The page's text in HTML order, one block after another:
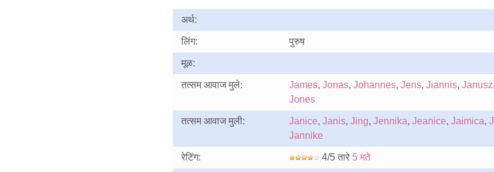
अर्थ:
लिंग: पुरुष
मूळ:
तत्सम आवाज मुले: James, Jonas, Johannes, Jens, Jiannis, Janusz,
Jones
तत्सम आवाज मुली: Janice, Janis, Jing, Jennika, Jeanice, Jaimica,
Jannike
रेटिंग: 4/5 तारे 5 मते